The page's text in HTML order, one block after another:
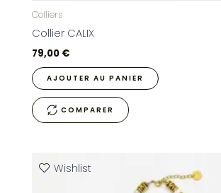
Colliers
Collier CALIX
79,00 €
AJOUTER AU PANIER
COMPARER
Wishlist